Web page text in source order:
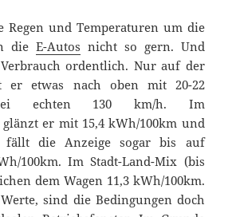
Regen und Temperaturen um die
die E-Autos nicht so gern. Und
ordentlich. Nur auf der
er etwas nach oben mit 20-22
bei echten 130 km/h. Im
er mit 15,4 kWh/100km und
fällt die Anzeige sogar bis auf
100km. Im Stadt-Land-Mix (bis
dem Wagen 11,3 kWh/100km.
sind die Bedingungen doch